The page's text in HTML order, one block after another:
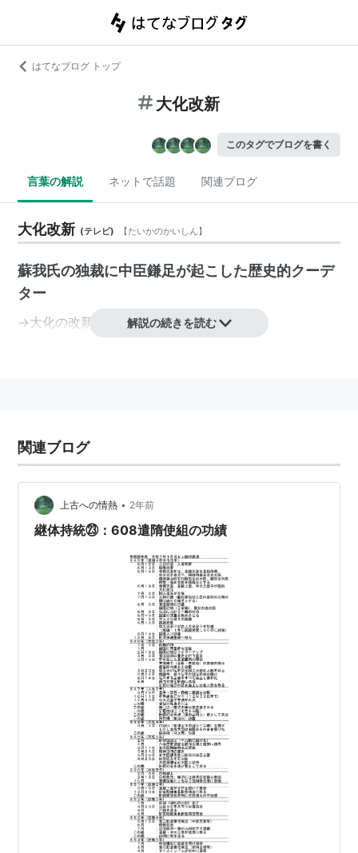
はてなブログ トップ
大化改新
このタグでブログを書く
言葉の解説 ネットで話題 関連ブログ
大化改新 (テレビ) 【たいかのかいしん】
蘇我氏の独裁に中臣鎌足が起こした歴史的クーデ
ター
→大化の改新
脚本：池端俊策
演出：片岡敬司
音楽：大島ミチル
出演
中臣鎌足：岡田准一
蘇我入鹿：渡部篤郎
車持与志古：木村佳乃
山背大兄皇子：山口祐一郎
中大兄皇子：小栗旬
蘇我石川麻呂：伊武雅刀
中臣国子：大杉漣
蘇我蝦夷：原田芳雄
南淵請安：仲代達矢
解説の続きを読む
関連ブログ
上古への情熱 • 2年前
継体持統㉓：608遣隋使組の功績